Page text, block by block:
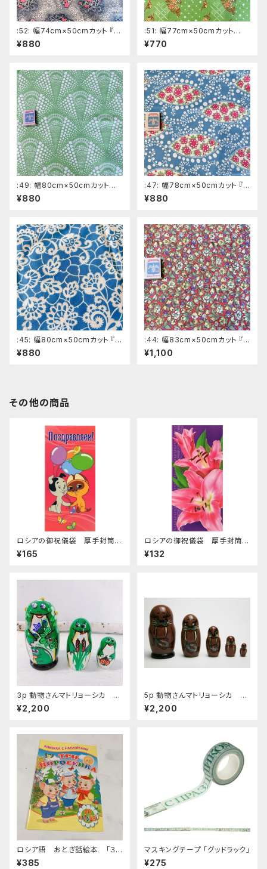
:52: 幅74cm×50cmカット 『花
カゴ』 黒系ロシアの昔の布
デッドストック ソビエトデザイ
¥880
:51: 幅77cm×50cmカット
『花』 黄緑系ロシアの昔の布
デッドストック ソビエトデザイ
¥770
:49: 幅80cm×50cmカット
『水玉』 きみどり系ロシアの昔
の布 デッドストック ソビエト
¥880
:47: 幅78cm×50cmカット 『ピ
ンクの花』 水色系ロシアの昔
の布 デッドストック ソビエト
¥880
:45: 幅80cm×50cmカット 『ス
タンプ』 水色系ロシアの昔の
布 デッドストック ソビエトデ
¥880
:44: 幅83cm×50cmカット 『チ
ューリップやパンジー』 赤色系
ロシアの昔の布 デッドストッ
¥1,100
その他の商品
ロシアの御祝儀袋 厚手封筒
E-263 「ロシアアニメcongra
tulations」
¥165
ロシアの御祝儀袋 厚手封筒
E-50
¥132
3p 動物さんマトリョーシカ
「かえる」 11cm MT127
¥2,200
5p 動物さんマトリョーシカ ミ
ニサイズ 「せいうち」 10ｃ
ｍ MT202
¥2,200
ロシア語 おとぎ話絵本 「３
匹のぶた シールブック」
¥385
マスキングテープ 「グッドラック」
¥275